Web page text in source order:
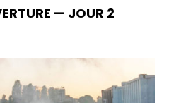
— JOUR 2